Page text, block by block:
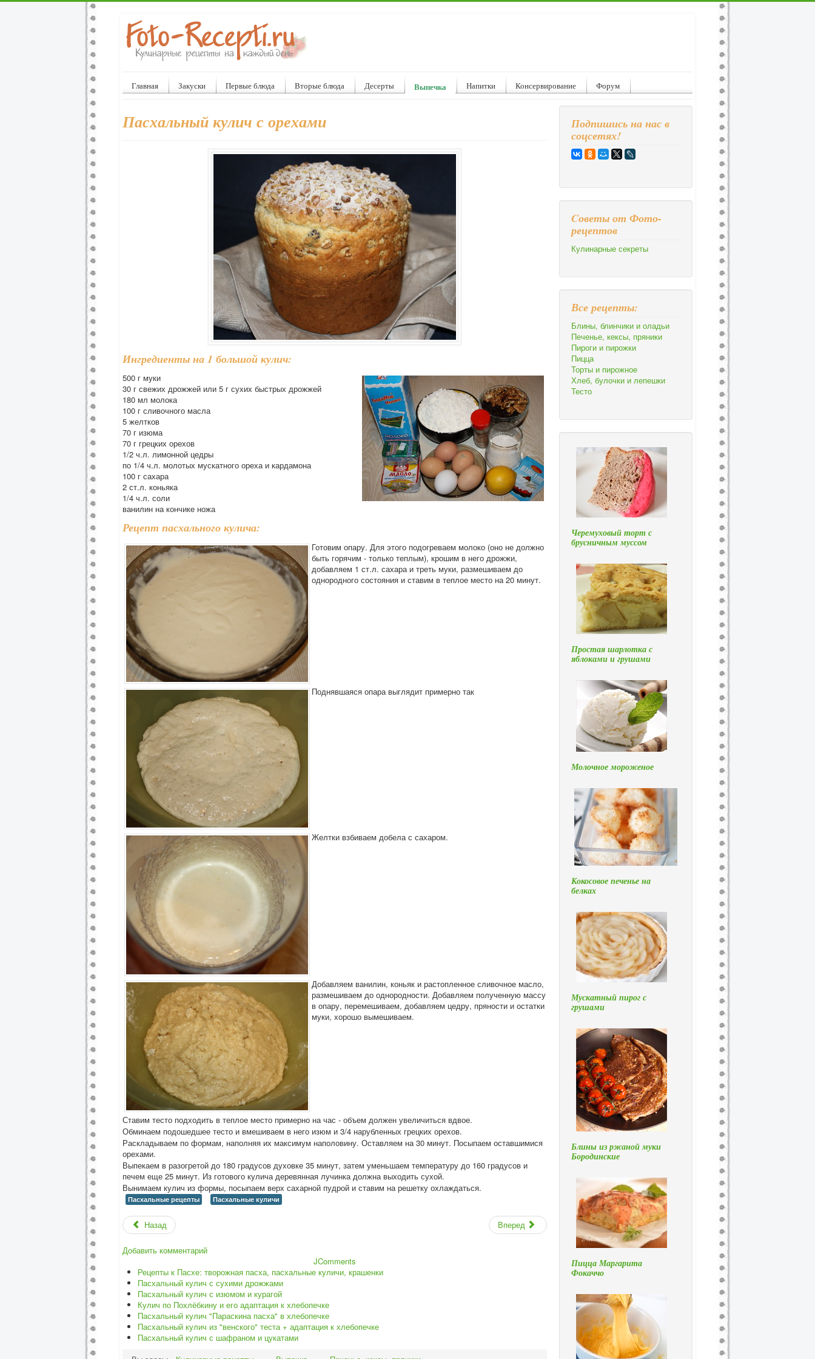
Главная Закуски Первые блюда Вторые блюда Десерты Выпечка Напитки Консервирование Форум
Пасхальный кулич с орехами
Ингредиенты на 1 большой кулич:
500 г муки
30 г свежих дрожжей или 5 г сухих быстрых дрожжей
180 мл молока
100 г сливочного масла
5 желтков
70 г изюма
70 г грецких орехов
1/2 ч.л. лимонной цедры
по 1/4 ч.л. молотых мускатного ореха и кардамона
100 г сахара
2 ст.л. коньяка
1/4 ч.л. соли
ванилин на кончике ножа
Рецепт пасхального кулича:
Готовим опару. Для этого подогреваем молоко (оно не должно
быть горячим - только теплым), крошим в него дрожжи,
добавляем 1 ст.л. сахара и треть муки, размешиваем до
однородного состояния и ставим в теплое место на 20 минут.
Поднявшаяся опара выглядит примерно так
Желтки взбиваем добела с сахаром.
Добавляем ванилин, коньяк и растопленное сливочное масло,
размешиваем до однородности. Добавляем полученную массу
в опару, перемешиваем, добавляем цедру, пряности и остатки
муки, хорошо вымешиваем.
Ставим тесто подходить в теплое место примерно на час - объем должен увеличиться вдвое.
Обминаем подошедшее тесто и вмешиваем в него изюм и 3/4 нарубленных грецких орехов.
Раскладываем по формам, наполняя их максимум наполовину. Оставляем на 30 минут. Посыпаем оставшимися
орехами.
Выпекаем в разогретой до 180 градусов духовке 35 минут, затем уменьшаем температуру до 160 градусов и
печем еще 25 минут. Из готового кулича деревянная лучинка должна выходить сухой.
Вынимаем кулич из формы, посыпаем верх сахарной пудрой и ставим на решетку охлаждаться.
Пасхальные рецепты Пасхальные куличи
Назад Вперед
Добавить комментарий
JComments
Рецепты к Пасхе: творожная пасха, пасхальные куличи, крашенки
Пасхальный кулич с сухими дрожжами
Пасхальный кулич с изюмом и курагой
Кулич по Похлёбкину и его адаптация к хлебопечке
Пасхальный кулич "Параскина пасха" в хлебопечке
Пасхальный кулич из "венского" теста + адаптация к хлебопечке
Пасхальный кулич с шафраном и цукатами
Подпишись на нас в
соцсетях!
Cоветы от Фото-
рецептов
Кулинарные секреты
Все рецепты:
Блины, блинчики и оладьи
Печенье, кексы, пряники
Пироги и пирожки
Пицца
Торты и пирожное
Хлеб, булочки и лепешки
Тесто
Черемуховый торт с
брусничным муссом
Простая шарлотка с
яблоками и грушами
Молочное мороженое
Кокосовое печенье на
белках
Мускатный пирог с
грушами
Блины из ржаной муки
Бородинские
Пицца Маргарита
Фокаччо